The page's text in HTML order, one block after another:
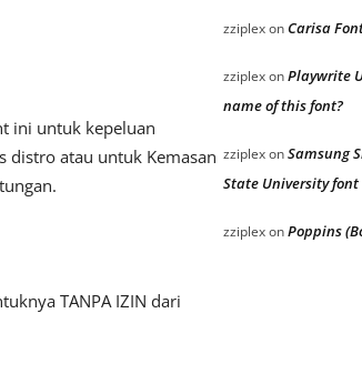
ini untuk kepeluan
distro atau untuk Kemasan
TANPA IZIN dari
zziplexonCarisa
zziplexonPlaywrite
name of this font?
zziplexonSamsung
State University font
zziplexonPoppins